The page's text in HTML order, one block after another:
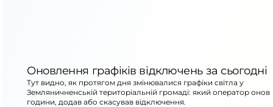
Оновлення графіків відключень за сьогодні
Тут видно, як протягом дня змінювалися графіки світла у
Земляничненській територіальній громаді: який оператор
години, додав або скасував відключення.